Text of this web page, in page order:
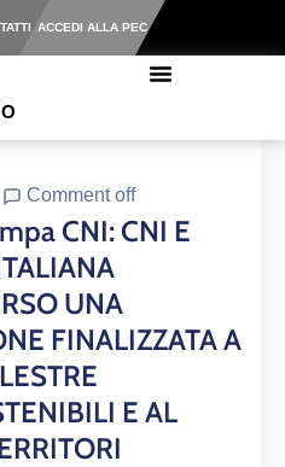
ACCEDI ALLA PEC
Comment off
CNI: CNI E
UNA
FINALIZZATA A
E AL